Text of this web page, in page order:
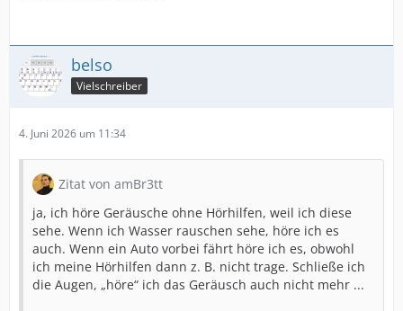
belso
Vielschreiber
4. Juni 2026 um 11:34
Zitat von amBr3tt
ja, ich höre Geräusche ohne Hörhilfen, weil ich diese
sehe. Wenn ich Wasser rauschen sehe, höre ich es
auch. Wenn ein Auto vorbei fährt höre ich es, obwohl
ich meine Hörhilfen dann z. B. nicht trage. Schließe ich
die Augen, „höre“ ich das Geräusch auch nicht mehr ...